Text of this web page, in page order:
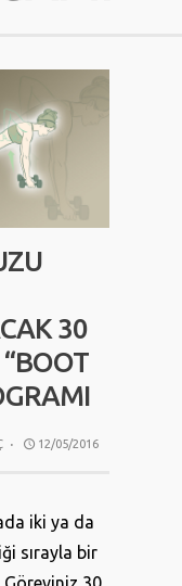
30
· 12/05/2016
iki ya da
sırayla bir